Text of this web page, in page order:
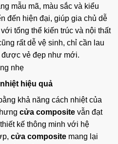
mẫu mã, màu sắc và kiểu
đến hiện đại, giúp gia chủ dễ
tổng thể kiến trúc và nội thất
rất dễ vệ sinh, chỉ cần lau
vẻ đẹp như mới.
hiệu quả
khả năng cách nhiệt của
cửa composite vẫn đạt
kế thông minh với hệ
cửa composite mang lại